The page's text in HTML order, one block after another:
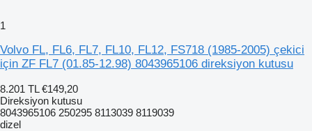
1
Volvo FL, FL6, FL7, FL10, FL12, FS718 (1985-2005) çekici
için ZF FL7 (01.85-12.98) 8043965106 direksiyon kutusu
8.201 TL €149,20
Direksiyon kutusu
8043965106 250295 8113039 8119039
dizel